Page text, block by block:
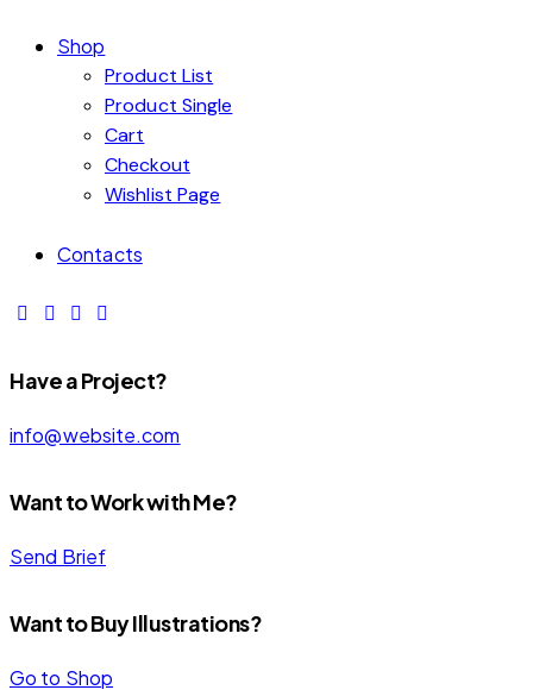
Shop
Product List
Product Single
Cart
Checkout
Wishlist Page
Contacts
Have a Project?
info@website.com
Want to Work with Me?
Send Brief
Want to Buy Illustrations?
Go to Shop